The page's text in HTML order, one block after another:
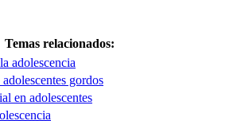
Temas relacionados:
adolescencia
gordos
en adolescentes